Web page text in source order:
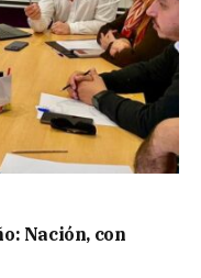
Nación, con